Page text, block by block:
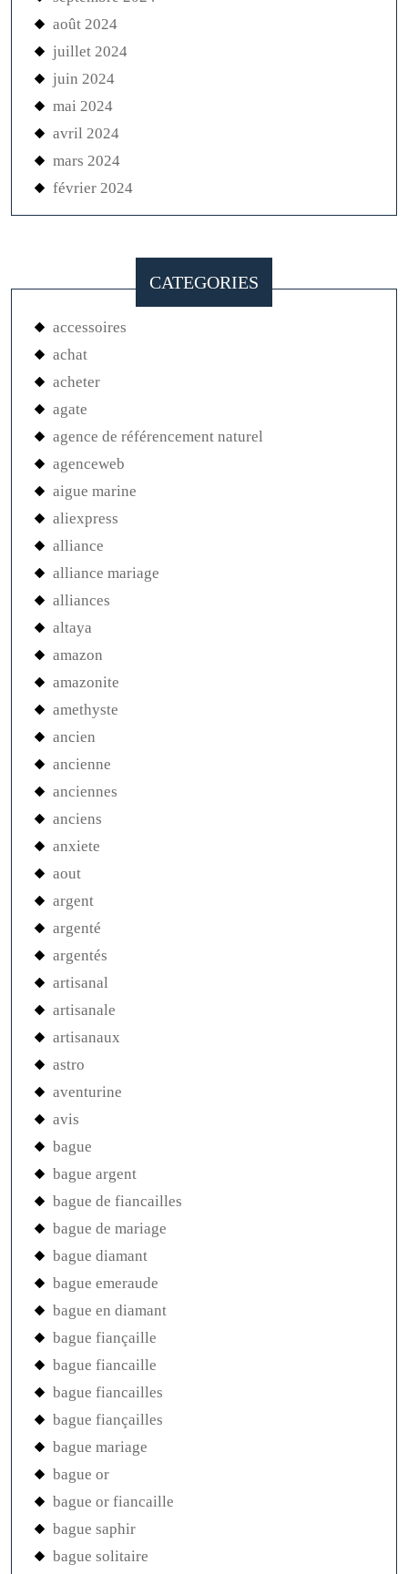
août 2024
juillet 2024
juin 2024
mai 2024
avril 2024
mars 2024
février 2024
CATEGORIES
accessoires
achat
acheter
agate
agence de référencement naturel
agenceweb
aigue marine
aliexpress
alliance
alliance mariage
alliances
altaya
amazon
amazonite
amethyste
ancien
ancienne
anciennes
anciens
anxiete
aout
argent
argenté
argentés
artisanal
artisanale
artisanaux
astro
aventurine
avis
bague
bague argent
bague de fiancailles
bague de mariage
bague diamant
bague emeraude
bague en diamant
bague fiançaille
bague fiancaille
bague fiancailles
bague fiançailles
bague mariage
bague or
bague or fiancaille
bague saphir
bague solitaire